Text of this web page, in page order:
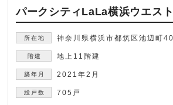
パークシティLaLa横浜ウエス
神奈川県横浜市都筑区池辺町
地上11階建
2021年2月
705戸